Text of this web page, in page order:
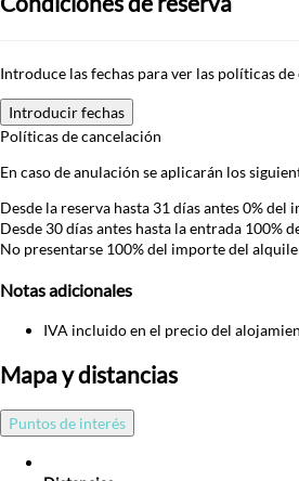
Introduce las fechas para ver las políticas
Introducir fechas
Políticas de cancelación
En caso de anulación se aplicarán los
Desde la reserva hasta 31 días antes0% del
Desde 30 días antes hasta la entrada 100%
No presentarse 100% del importe del
Notas adicionales
IVA incluido en el precio del
Mapa y distancias
Puntos de interés